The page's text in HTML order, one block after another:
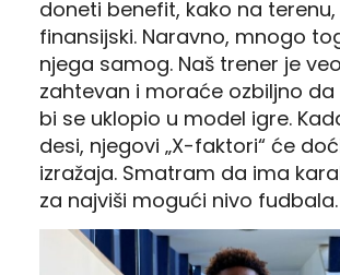
doneti benefit, kako na
finansijski. Naravno, mnogo
njega samog. Naš trener je
zahtevan i moraće ozbiljno da
bi se uklopio u model igre.
desi, njegovi „X-faktori“ će
izražaja. Smatram da ima
za najviši mogući nivo fudbala.